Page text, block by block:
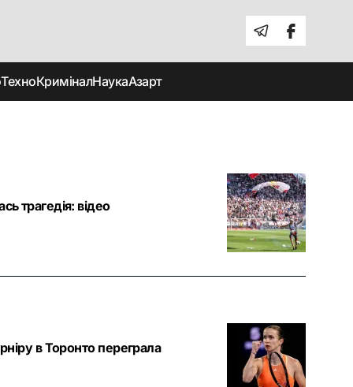
ТехноКриміналНаукаАзарт
трагедія: відео
в Торонто переграла